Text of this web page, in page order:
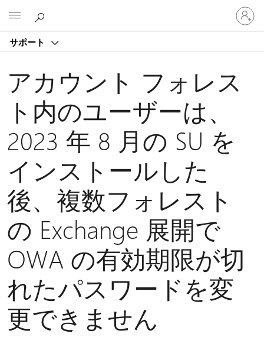
サポート
ア
カ
ウ
サ
イ
す
アカウント フォレス
ト内のユーザーは、
2023 年 8 月の SU を
インストールした
後、複数フォレスト
の Exchange 展開で
OWA の有効期限が切
れたパスワードを変
更できません